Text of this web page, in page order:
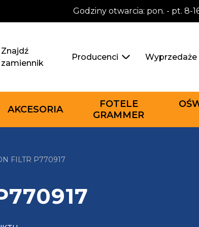
Godziny otwarcia: pon. - pt. 8-
Znajdź
zamiennik
Producenci Wyprzedaże
AKCESORIA
FOTELE
GRAMMER
FILTR P770917